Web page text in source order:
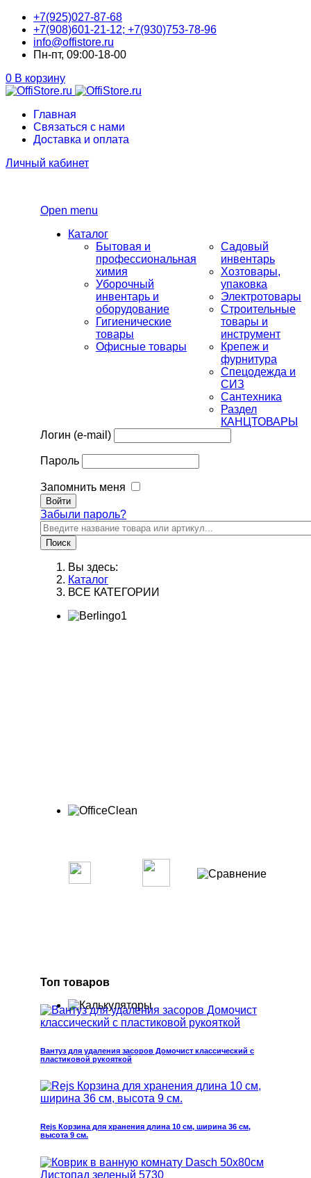
+7(925)027-87-68
+7(908)601-21-12; +7(930)753-78-96
info@offistore.ru
Пн-пт, 09:00-18-00
0 В корзину
Главная
Связаться с нами
Доставка и оплата
Личный кабинет
Open menu
Каталог
Бытовая и
профессиональная
химия
Уборочный
инвентарь и
оборудование
Гигиенические
товары
Офисные товары
Садовый
инвентарь
Хозтовары,
упаковка
Электротовары
Строительные
товары и
инструмент
Крепеж и
фурнитура
Спецодежда и
СИЗ
Сантехника
Раздел
КАНЦТОВАРЫ
Логин (e-mail)
Пароль
Запомнить меня
Забыли пароль?
Поиск
Вы здесь:
Каталог
ВСЕ КАТЕГОРИИ
Топ товаров
Вантуз для удаления засоров Домочист классический с
пластиковой рукояткой
Rejs Корзина для хранения длина 10 см, ширина 36 см,
высота 9 см.